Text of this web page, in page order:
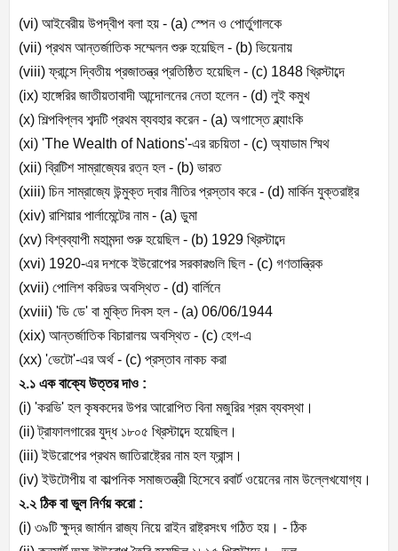
(vi) আইবেরীয় উপদ্বীপ বলা হয় - (a) স্পেন ও পোর্তুগালকে
(vii) প্রথম আন্তর্জাতিক সম্মেলন শুরু হয়েছিল - (b) ভিয়েনায়
(viii)ফ্রান্সে দ্বিতীয় প্রজাতন্ত্র প্রতিষ্ঠিত হয়েছিল - (c) 1848 খ্রিস্টাব্দে
(ix) হাঙ্গেরির জাতীয়তাবাদী আন্দোলনের নেতা হলেন - (d) লুই কমুখ
(x) শিল্পবিপ্লব শব্দটি প্রথম ব্যবহার করেন - (a) অগাস্তে ব্ল্যাংকি
(xi) 'The Wealth of Nations'-এর রচয়িতা - (c) অ্যাডাম স্মিথ
(xii) ব্রিটিশ সাম্রাজ্যের রত্ন হল - (b) ভারত
(xiii) চিন সাম্রাজ্যে উন্মুক্ত দ্বার নীতির প্রস্তাব করে - (d) মার্কিন যুক্তরাষ্ট্র
(xiv) রাশিয়ার পার্লামেন্টের নাম - (a) ডুমা
(xv) বিশ্বব্যাপী মহামন্দা শুরু হয়েছিল - (b) 1929 খ্রিস্টাব্দে
(xvi) 1920-এর দশকে ইউরোপের সরকারগুলি ছিল - (c) গণতান্ত্রিক
(xvii) পোলিশ করিডর অবস্থিত - (d) বার্লিনে
(xviii) 'ডি ডে' বা মুক্তি দিবস হল - (a) 06/06/1944
(xix) আন্তর্জাতিক বিচারালয় অবস্থিত - (c) হেগ-এ
(xx) 'ভেটো'-এর অর্থ - (c) প্রস্তাব নাকচ করা
২.১ এক বাক্যে উত্তর দাও :
(i) 'করভি' হল কৃষকদের উপর আরোপিত বিনা মজুরির শ্রম ব্যবস্থা।
(ii)ট্রাফালগারের যুদ্ধ ১৮০৫ খ্রিস্টাব্দে হয়েছিল।
(iii)ইউরোপের প্রথম জাতিরাষ্ট্রের নাম হল ফ্রান্স।
(iv)ইউটোপীয় বা কাল্পনিক সমাজতন্ত্রী হিসেবে রবার্ট ওয়েনের নাম উল্লেখযোগ্য।
২.২ ঠিক বা ভুল নির্ণয় করো :
(i) ৩৯টি ক্ষুদ্র জার্মান রাজ্য নিয়ে রাইন রাষ্ট্রসংঘ গঠিত হয়। - ঠিক